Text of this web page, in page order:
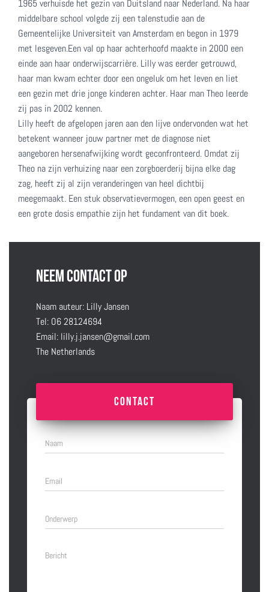
1965 verhuisde het gezin van Duitsland naar Nederland. Na haar
middelbare school volgde zij een talenstudie aan de
Gemeentelijke Universiteit van Amsterdam en begon in 1979
met lesgeven.Een val op haar achterhoofd maakte in 2000 een
einde aan haar onderwijscarrière. Lilly was eerder getrouwd,
haar man kwam echter door een ongeluk om het leven en liet
een gezin met drie jonge kinderen achter. Haar man Theo leerde
zij pas in 2002 kennen.
Lilly heeft de afgelopen jaren aan den lijve ondervonden wat het
betekent wanneer jouw partner met de diagnose niet
aangeboren hersenafwijking wordt geconfronteerd. Omdat zij
Theo na zijn verhuizing naar een zorgboerderij bijna elke dag
zag, heeft zij al zijn veranderingen van heel dichtbij
meegemaakt. Een stuk observatievermogen, een open geest en
een grote dosis empathie zijn het fundament van dit boek.
Neem contact op
Naam auteur: Lilly Jansen
Tel: O6 28124694
Email: lilly.j.jansen@gmail.com
The Netherlands
contact